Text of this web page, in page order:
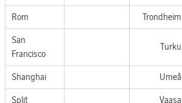
Rom Trondheim
San
Francisco
Turku
Shanghai Umeå
Split Vaasa